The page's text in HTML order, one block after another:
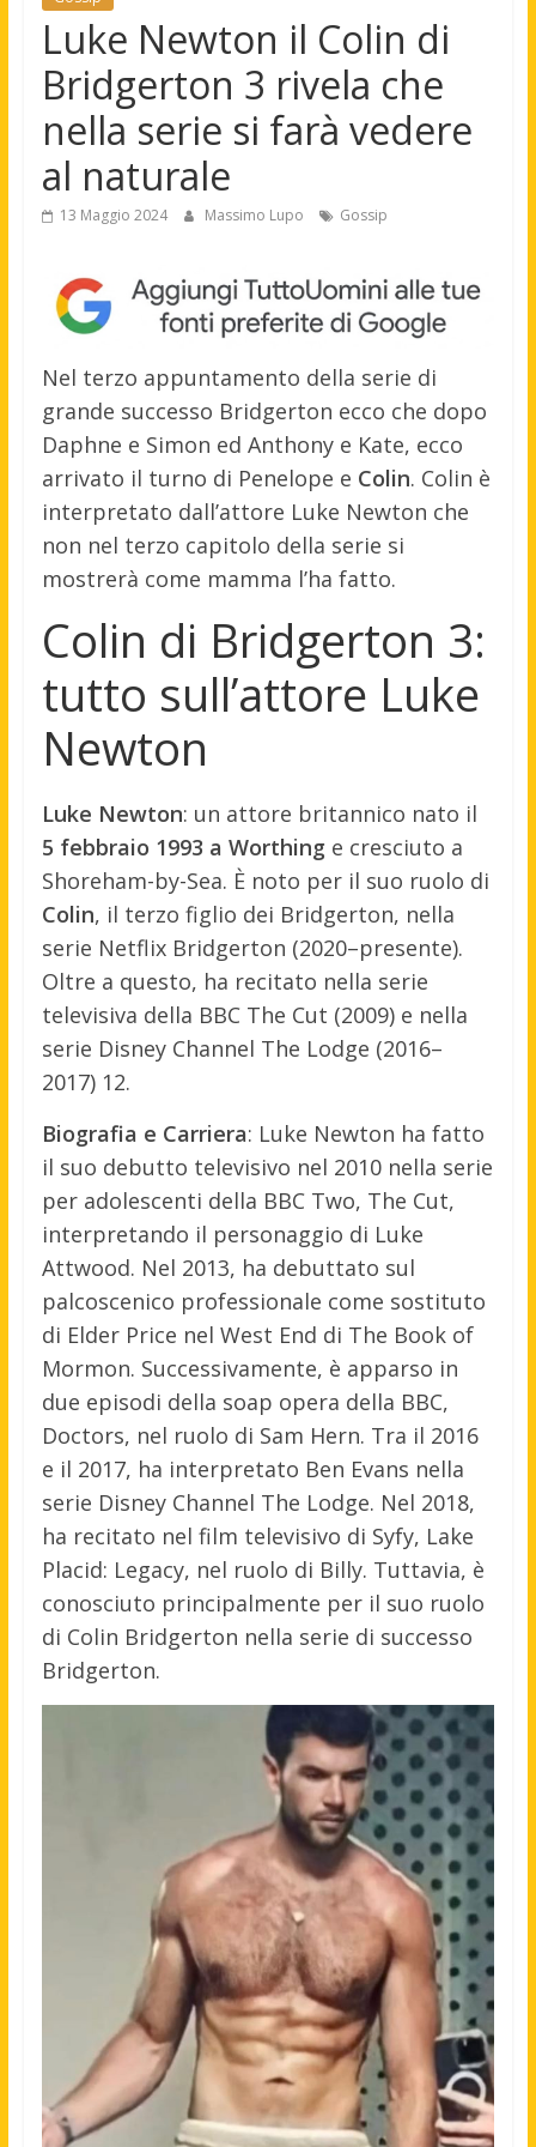
Luke Newton il Colin di
Bridgerton 3 rivela che
nella serie si farà vedere
al naturale
13 Maggio 2024 Massimo Lupo Gossip
Nel terzo appuntamento della serie di
grande successo Bridgerton ecco che dopo
Daphne e Simon ed Anthony e Kate, ecco
arrivato il turno di Penelope e Colin. Colin è
interpretato dall’attore Luke Newton che
non nel terzo capitolo della serie si
mostrerà come mamma l’ha fatto.
Colin di Bridgerton 3:
tutto sull’attore Luke
Newton
Luke Newton: un attore britannico nato il
5 febbraio 1993 a Worthinge cresciuto a
Shoreham-by-Sea. È noto per il suo ruolo di
Colin, il terzo figlio dei Bridgerton, nella
serie Netflix Bridgerton (2020–presente).
Oltre a questo, ha recitato nella serie
televisiva della BBC The Cut (2009) e nella
serie Disney Channel The Lodge (2016–
2017) 12.
Biografia e Carriera: Luke Newton ha fatto
il suo debutto televisivo nel 2010 nella serie
per adolescenti della BBC Two, The Cut,
interpretando il personaggio di Luke
Attwood. Nel 2013, ha debuttato sul
palcoscenico professionale come sostituto
di Elder Price nel West End di The Book of
Mormon. Successivamente, è apparso in
due episodi della soap opera della BBC,
Doctors, nel ruolo di Sam Hern. Tra il 2016
e il 2017, ha interpretato Ben Evans nella
serie Disney Channel The Lodge. Nel 2018,
ha recitato nel film televisivo di Syfy, Lake
Placid: Legacy, nel ruolo di Billy. Tuttavia, è
conosciuto principalmente per il suo ruolo
di Colin Bridgerton nella serie di successo
Bridgerton.